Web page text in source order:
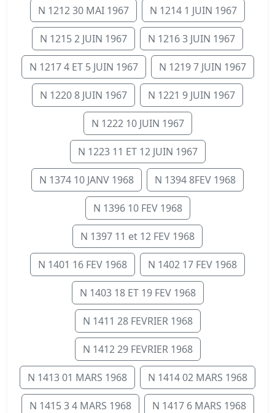
N 1212 30 MAI 1967 N 1214 1 JUIN 1967
N 1215 2 JUIN 1967 N 1216 3 JUIN 1967
N 1217 4 ET 5 JUIN 1967 N 1219 7 JUIN 1967
N 1220 8 JUIN 1967 N 1221 9 JUIN 1967
N 1222 10 JUIN 1967
N 1223 11 ET 12 JUIN 1967
N 1374 10 JANV 1968 N 1394 8FEV 1968
N 1396 10 FEV 1968
N 1397 11 et 12 FEV 1968
N 1401 16 FEV 1968 N 1402 17 FEV 1968
N 1403 18 ET 19 FEV 1968
N 1411 28 FEVRIER 1968
N 1412 29 FEVRIER 1968
N 1413 01 MARS 1968 N 1414 02 MARS 1968
N 1415 3 4 MARS 1968 N 1417 6 MARS 1968